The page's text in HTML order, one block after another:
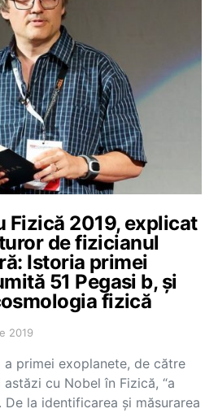
Fizică 2019, explicat
de fizicianul
Istoria primei
51 Pegasi b, și
fizică
2019
a primei exoplanete, de către
cu Nobel în Fizică, “a
De la identificarea și măsurarea